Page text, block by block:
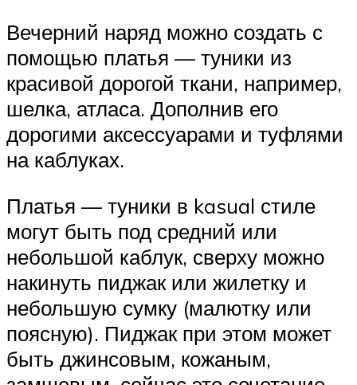
Вечерний наряд можно создать с
помощью платья — туники из
красивой дорогой ткани, например,
шелка, атласа. Дополнив его
дорогими аксессуарами и туфлями
на каблуках.
Платья — туники в kasual стиле
могут быть под средний или
небольшой каблук, сверху можно
накинуть пиджак или жилетку и
небольшую сумку (малютку или
поясную). Пиджак при этом может
быть джинсовым, кожаным,